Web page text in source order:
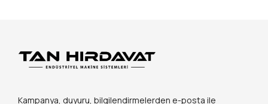
Kampanya, duyuru, bilgilendirmelerden e-posta ile